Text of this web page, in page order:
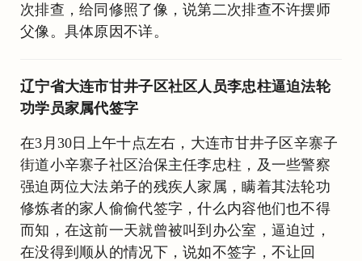
次排查，给同修照了像，说第二次排查不许摆师
父像。具体原因不详。
辽宁省大连市甘井子区社区人员李忠柱逼迫法轮
功学员家属代签字
在3月30日上午十点左右，大连市甘井子区辛寨子
街道小辛寨子社区治保主任李忠柱，及一些警察
强迫两位大法弟子的残疾人家属，瞒着其法轮功
修炼者的家人偷偷代签字，什么内容他们也不得
而知，在这前一天就曾被叫到办公室，逼迫过，
在没得到顺从的情况下，说如不签字，不让回